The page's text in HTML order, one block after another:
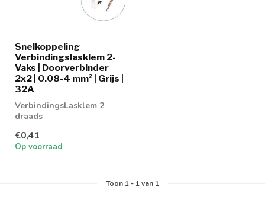
Snelkoppeling
Verbindingslasklem 2-
Vaks | Doorverbinder
2x2 | 0.08-4 mm² | Grijs |
32A
VerbindingsLasklem 2
draads
€0,41
Op voorraad
Toon 1- 1van 1